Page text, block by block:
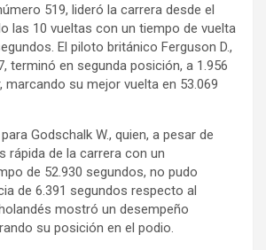
519, lideró la carrera desde el
las 10 vueltas con un tiempo de vuelta
El piloto británico Ferguson D.,
terminó en segunda posición, a 1.956
marcando su mejor vuelta en 53.069
Godschalk W., quien, a pesar de
rápida de la carrera con un
de 52.930 segundos, no pudo
de 6.391 segundos respecto al
mostró un desempeño
su posición en el podio.